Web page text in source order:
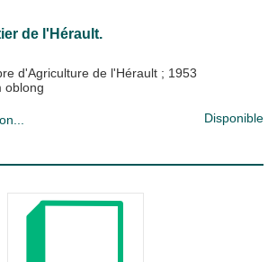
de l'Hérault.
d'Agriculture de l'Hérault ; 1953
oblong
Disponible